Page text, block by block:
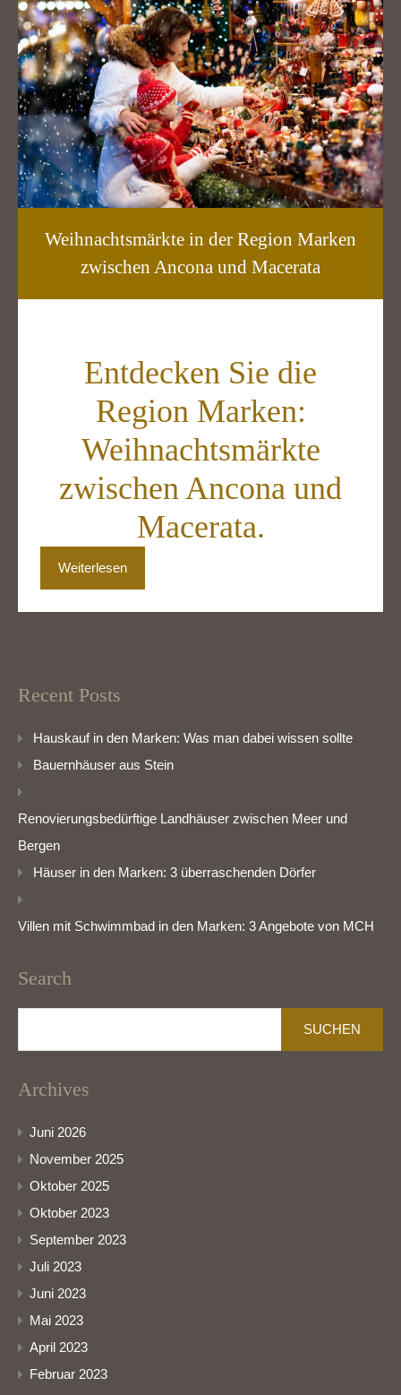
Weihnachtsmärkte in der Region Marken
zwischen Ancona und Macerata
Entdecken Sie die
Region Marken:
Weihnachtsmärkte
zwischen Ancona und
Macerata.
Weiterlesen
Recent Posts
Hauskauf in den Marken: Was man dabei wissen sollte
Bauernhäuser aus Stein
Renovierungsbedürftige Landhäuser zwischen Meer und
Bergen
Häuser in den Marken: 3 überraschenden Dörfer
Villen mit Schwimmbad in den Marken: 3 Angebote von MCH
Search
nach:
Archives
Juni 2026
November 2025
Oktober 2025
Oktober 2023
September 2023
Juli 2023
Juni 2023
Mai 2023
April 2023
Februar 2023